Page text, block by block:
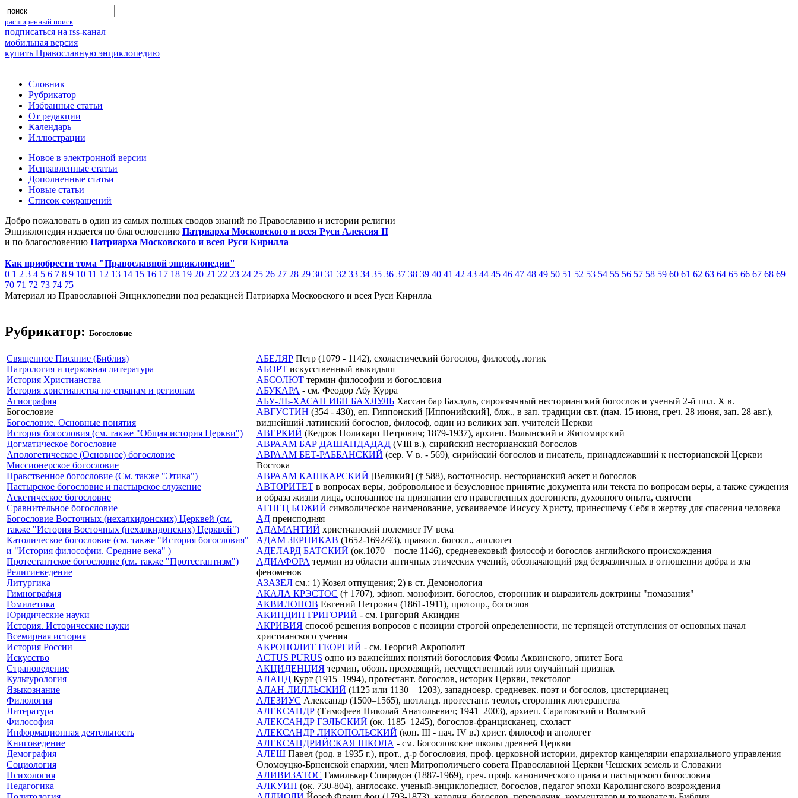
расширенный поиск
подписаться на rss-канал
мобильная версия
купить Православную энциклопедию
Словник
Рубрикатор
Избранные статьи
От редакции
Календарь
Иллюстрации
Новое в электронной версии
Исправленные статьи
Дополненные статьи
Новые статьи
Список сокращений
Добро пожаловать в один из самых полных сводов знаний по Православию и истории религии
Энциклопедия издается по благословению Патриарха Московского и всея Руси Алексия II
и по благословению Патриарха Московского и всея Руси Кирилла
Как приобрести тома "Православной энциклопедии"
0 1 2 3 4 5 6 7 8 9 10 11 12 13 14 15 16 17 18 19 20 21 22 23 24 25 26 27 28 29 30 31 32 33 34 35 36 37 38 39 40 41 42 43 44 45 46 47 48 49 50 51 52 53 54 55 56 57 58 59 60 61 62 63 64 65 66 67 68 69
70 71 72 73 74 75
Материал из Православной Энциклопедии под редакцией Патриарха Московского и всея Руси Кирилла
Рубрикатор: Богословие
Священное Писание (Библия)
Патрология и церковная литература
История Христианства
История христианства по странам и регионам
Агиография
Богословие
Богословие. Основные понятия
История богословия (см. также "Общая история Церкви")
Догматическое богословие
Апологетическое (Основное) богословие
Миссионерское богословие
Нравственное богословие (См. также "Этика")
Пастырское богословие и пастырское служение
Аскетическое богословие
Сравнительное богословие
Богословие Восточных (нехалкидонских) Церквей (см.
также "История Восточных (нехалкидонских) Церквей")
Католическое богословие (см. также "История богословия"
и "История философии. Средние века" )
Протестантское богословие (см. также "Протестантизм")
Религиеведение
Литургика
Гимнография
Гомилетика
Юридические науки
История. Исторические науки
Всемирная история
История России
Искусство
Страноведение
Культурология
Языкознание
Филология
Литература
Философия
Информационная деятельность
Книговедение
Демография
Социология
Психология
Педагогика
АБЕЛЯР Петр (1079 - 1142), схоластический богослов, философ, логик
АБОРТ искусственный выкидыш
АБСОЛЮТ термин философии и богословия
АБУКАРА - см. Феодор Абу Курра
АБУ-ЛЬ-ХАСАН ИБН БАХЛУЛЬ Хассан бар Бахлуль, сироязычный несторианский богослов и ученый 2-й пол. Х в.
АВГУСТИН (354 - 430), еп. Гиппонский [Иппонийский], блж., в зап. традиции свт. (пам. 15 июня, греч. 28 июня, зап. 28 авг.),
виднейший латинский богослов, философ, один из великих зап. учителей Церкви
АВЕРКИЙ (Кедров Поликарп Петрович; 1879-1937), архиеп. Волынский и Житомирский
АВРААМ БАР ДАШАНДАДАД (VIII в.), сирийский несторианский богослов
АВРААМ БЕТ-РАББАНСКИЙ (сер. V в. - 569), сирийский богослов и писатель, принадлежавший к несторианской Церкви
Востока
АВРААМ КАШКАРСКИЙ [Великий] († 588), восточносир. несторианский аскет и богослов
АВТОРИТЕТ в вопросах веры, добровольное и безусловное принятие документа или текста по вопросам веры, а также суждения
и образа жизни лица, основанное на признании его нравственных достоинств, духовного опыта, святости
АГНЕЦ БОЖИЙ символическое наименование, усваиваемое Иисусу Христу, принесшему Себя в жертву для спасения человека
АД преисподняя
АДАМАНТИЙ христианский полемист IV века
АДАМ ЗЕРНИКАВ (1652-1692/93), правосл. богосл., апологет
АДЕЛАРД БАТСКИЙ (oк.1070 – после 1146), средневековый философ и богослов английского происхождения
АДИАФОРА термин из области античных этических учений, обозначающий ряд безразличных в отношении добра и зла
феноменов
АЗАЗЕЛ см.: 1) Козел отпущения; 2) в ст. Демонология
АКАЛА КРЭСТОС († 1707), эфиоп. монофизит. богослов, сторонник и выразитель доктрины "помазания"
АКВИЛОНОВ Евгений Петрович (1861-1911), протопр., богослов
АКИНДИН ГРИГОРИЙ - см. Григорий Акиндин
АКРИВИЯ способ решения вопросов с позиции строгой определенности, не терпящей отступления от основных начал
христианского учения
АКРОПОЛИТ ГЕОРГИЙ - см. Георгий Акрополит
ACTUS PURUS одно из важнейших понятий богословия Фомы Аквинского, эпитет Бога
АКЦИДЕНЦИЯ термин, обозн. преходящий, несущественный или случайный признак
АЛАНД Курт (1915–1994), протестант. богослов, историк Церкви, текстолог
АЛАН ЛИЛЛЬСКИЙ (1125 или 1130 – 1203), западноевр. средневек. поэт и богослов, цистерцианец
АЛЕЗИУС Александр (1500–1565), шотланд. протестант. теолог, сторонник лютеранства
АЛЕКСАНДР (Тимофеев Николай Анатольевич; 1941–2003), архиеп. Саратовский и Вольский
АЛЕКСАНДР ГЭЛЬСКИЙ (ок. 1185–1245), богослов-францисканец, схоласт
АЛЕКСАНДР ЛИКОПОЛЬСКИЙ (кон. III - нач. IV в.) христ. философ и апологет
АЛЕКСАНДРИЙСКАЯ ШКОЛА - см. Богословские школы древней Церкви
АЛЕШ Павел (род. в 1935 г.), прот., д-р богословия, проф. церковной истории, директор канцелярии епархиального управления
Оломоуцко-Брненской епархии, член Митрополичьего совета Православной Церкви Чешских земель и Словакии
АЛИВИЗАТОС Гамилькар Спиридон (1887-1969), греч. проф. канонического права и пастырского богословия
АЛКУИН (ок. 730-804), англосакс. ученый-энциклопедист, богослов, педагог эпохи Каролингского возрождения